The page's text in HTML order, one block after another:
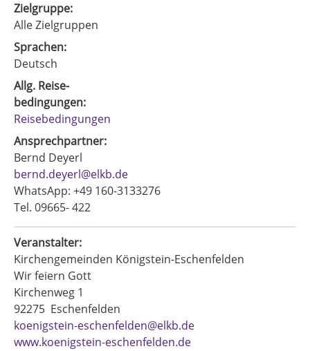
Zielgruppe:
Alle Zielgruppen
Sprachen:
Deutsch
Allg. Reise-
bedingungen:
Reisebedingungen
Ansprechpartner:
Bernd Deyerl
bernd.deyerl@elkb.de
WhatsApp: +49 160-3133276
Tel. 09665- 422
Veranstalter:
Kirchengemeinden Königstein-Eschenfelden
Wir feiern Gott
Kirchenweg 1
92275 Eschenfelden
koenigstein-eschenfelden@elkb.de
www.koenigstein-eschenfelden.de